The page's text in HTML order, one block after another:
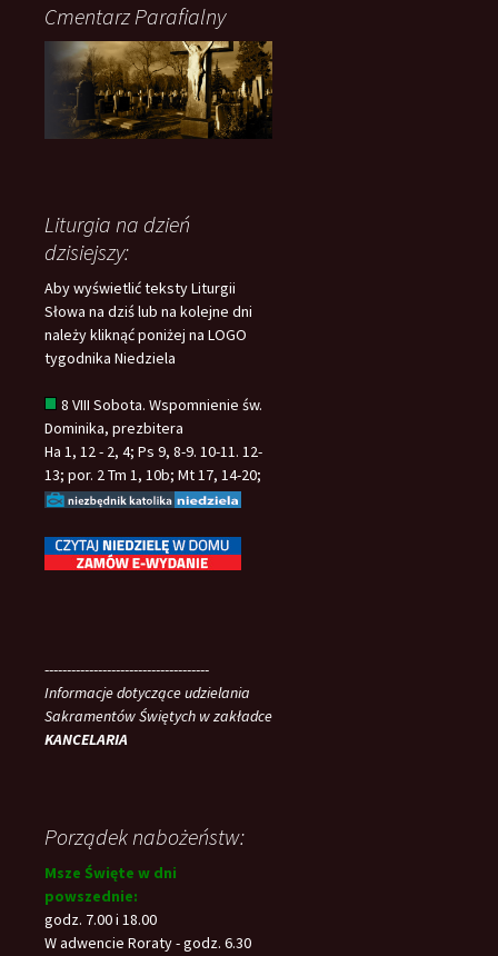
Cmentarz Parafialny
Liturgia na dzień
dzisiejszy:
Aby wyświetlić teksty Liturgii
Słowa na dziś lub na kolejne dni
należy kliknąć poniżej na LOGO
tygodnika Niedziela
8 VIII Sobota. Wspomnienie św.
Dominika, prezbitera
Ha 1, 12 - 2, 4; Ps 9, 8-9. 10-11. 12-
13; por. 2 Tm 1, 10b; Mt 17, 14-20;
-------------------------------------
Informacje dotyczące udzielania
Sakramentów Świętych w zakładce
KANCELARIA
Porządek nabożeństw:
Msze Święte w dni
powszednie:
godz. 7.00 i 18.00
W adwencie Roraty - godz. 6.30